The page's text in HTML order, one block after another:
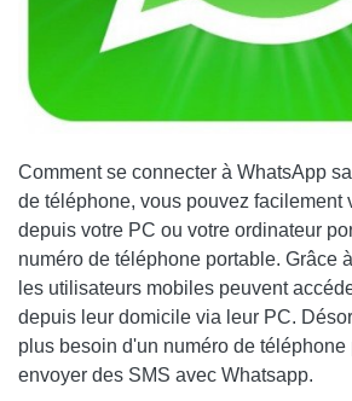
Comment se connecter à WhatsApp
de téléphone, vous pouvez facilement
depuis votre PC ou votre ordinateur
numéro de téléphone portable. Grâce
les utilisateurs mobiles peuvent
depuis leur domicile via leur PC.
plus besoin d'un numéro de
envoyer des SMS avec Whatsapp.